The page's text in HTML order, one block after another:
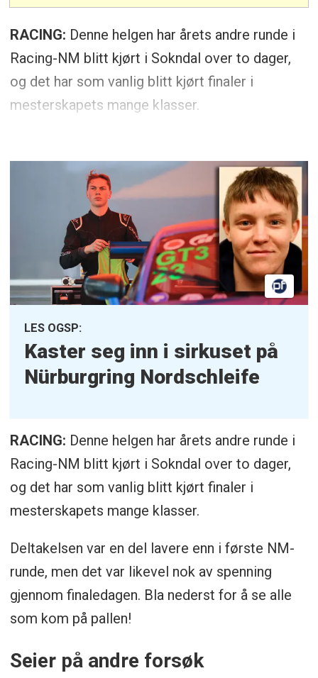
RACING: Denne helgen har årets andre runde i
Racing-NM blitt kjørt i Sokndal over to dager,
og det har som vanlig blitt kjørt finaler i
mesterskapets mange klasser.
LES OGSP:
Kaster seg inn i sirkuset på
Nürburgring Nordschleife
RACING: Denne helgen har årets andre runde i
Racing-NM blitt kjørt i Sokndal over to dager,
og det har som vanlig blitt kjørt finaler i
mesterskapets mange klasser.
Deltakelsen var en del lavere enn i første NM-
runde, men det var likevel nok av spenning
gjennom finaledagen. Bla nederst for å se alle
som kom på pallen!
Seier på andre forsøk